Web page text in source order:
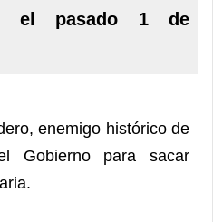
el pasado 1 de
enemigo histórico de
Gobierno para sacar